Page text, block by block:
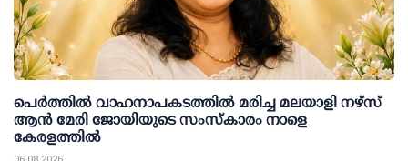
പെർത്തിൽ വാഹനാപകടത്തിൽ മരിച്ച മലയാളി നഴ്സ്
ആൻ മേരി ജോയിയുടെ സംസ്കാരം നാളെ
കേരളത്തിൽ